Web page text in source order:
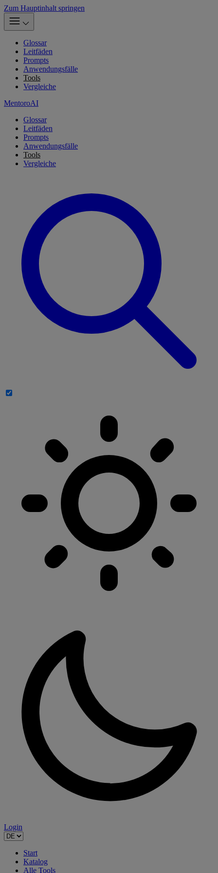
Zum Hauptinhalt springen
Glossar
Leitfäden
Prompts
Anwendungsfälle
Tools
Vergleiche
MentoroAI
Glossar
Leitfäden
Prompts
Anwendungsfälle
Tools
Vergleiche
Login
Start
Katalog
Alle Tools